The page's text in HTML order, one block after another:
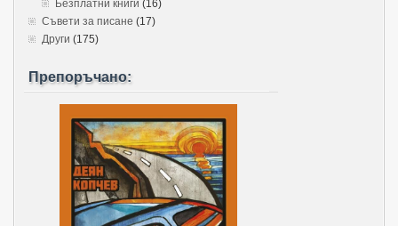
Безплатни книги (16)
Съвети за писане (17)
Други (175)
Препоръчано: